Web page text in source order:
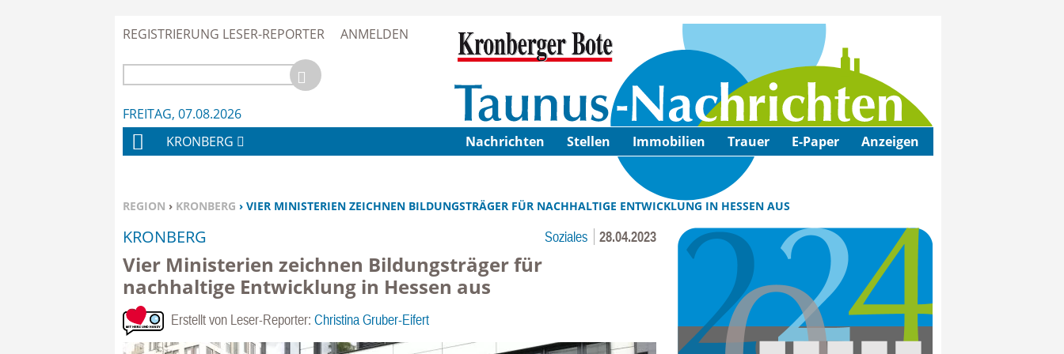
REGISTRIERUNG LESER-REPORTER ANMELDEN
FREITAG, 07.08.2026
SIE BEFINDEN SICH HIER:
REGION › KRONBERG › VIER MINISTERIEN ZEICHNEN BILDUNGSTRÄGER FÜR NACHHALTIGE ENTWICKLUNG IN HESSEN AUS
KRONBERG Soziales 28.04.2023
Vier Ministerien zeichnen Bildungsträger für
nachhaltige Entwicklung in Hessen aus
Erstellt von Leser-Reporter: Christina Gruber-Eifert
H
M
E
KRONBERG Nachrichten Stellen Immobilien Trauer E-Paper Anzeigen